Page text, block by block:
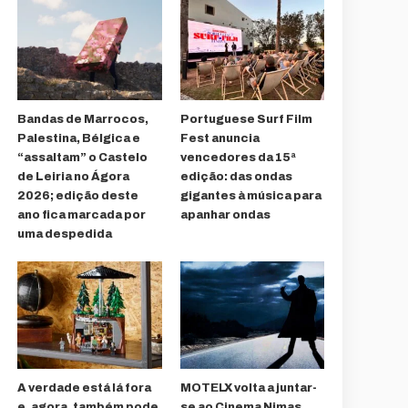
Bandas de Marrocos,
Palestina, Bélgica e
“assaltam” o Castelo
de Leiria no Ágora
2026; edição deste
ano fica marcada por
uma despedida
Portuguese Surf Film
Fest anuncia
vencedores da 15ª
edição: das ondas
gigantes à música para
apanhar ondas
A verdade está lá fora
MOTELX volta a juntar-